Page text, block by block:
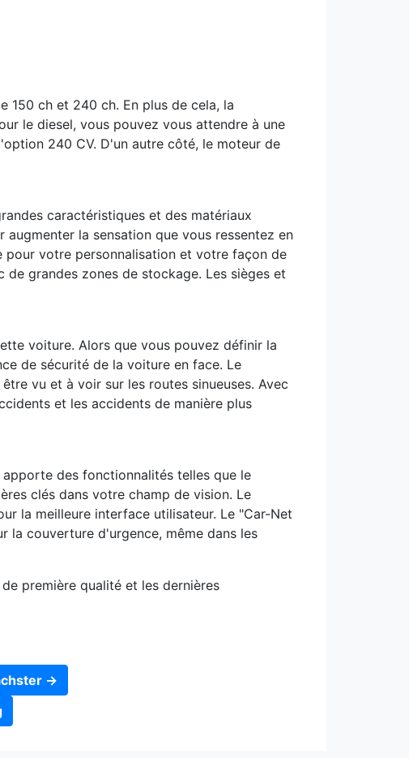
150 ch et 240 ch. En plus de cela, la
le diesel, vous pouvez vous attendre à une
240 CV. D'un autre côté, le moteur de
caractéristiques et des matériaux
la sensation que vous ressentez en
pour votre personnalisation et votre façon de
grandes zones de stockage. Les sièges et
voiture. Alors que vous pouvez définir la
de sécurité de la voiture en face. Le
vu et à voir sur les routes sinueuses. Avec
et les accidents de manière plus
des fonctionnalités telles que le
clés dans votre champ de vision. Le
la meilleure interface utilisateur. Le "Car-Net
la couverture d'urgence, même dans les
première qualité et les dernières
→